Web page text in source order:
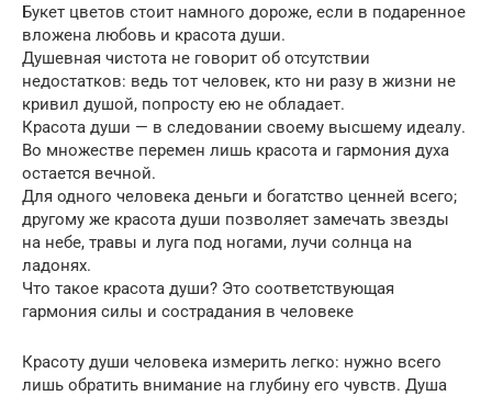
Букет цветов стоит намного дороже, если в подаренное
вложена любовь и красота души.
Душевная чистота не говорит об отсутствии
недостатков: ведь тот человек, кто ни разу в жизни не
кривил душой, попросту ею не обладает.
Красота души — в следовании своему высшему идеалу.
Во множестве перемен лишь красота и гармония духа
остается вечной.
Для одного человека деньги и богатство ценней всего;
другому же красота души позволяет замечать звезды
на небе, травы и луга под ногами, лучи солнца на
ладонях.
Что такое красота души? Это соответствующая
гармония силы и сострадания в человеке
Красоту души человека измерить легко: нужно всего
лишь обратить внимание на глубину его чувств. Душа